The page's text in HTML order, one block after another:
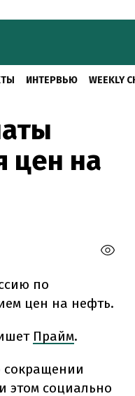
ИНТЕРВЬЮ WEEKLY
цен на
по
цен на нефть.
Прайм.
сокращении
этом социально